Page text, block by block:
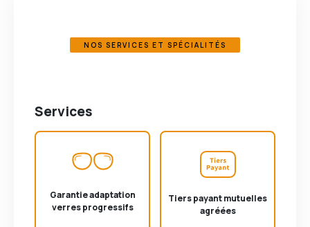
NOS SERVICES ET SPÉCIALITÉS
Services
Garantie adaptation
verres progressifs
Tiers payant mutuelles
agréées